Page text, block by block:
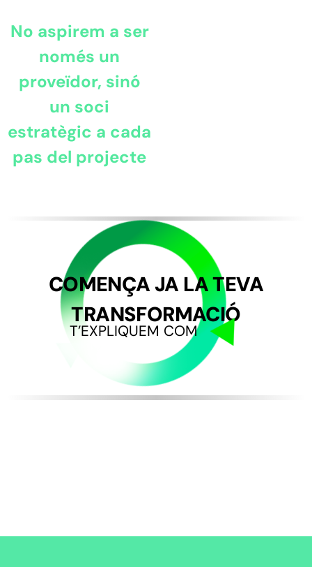
No aspirem a ser
només un
proveïdor, sinó
un soci
estratègic a cada
pas del projecte
COMENÇA JA LA TEVA
TRANSFORMACIÓ
T’EXPLIQUEM COM